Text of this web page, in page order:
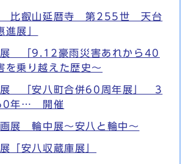
比叡山延暦寺 第255世 天台
進展」
「9.12豪雨災害あれから40
を乗り越えた歴史～
「安八町合併60周年展」 3
年… 開催
展 輪中展～安八と輪中～
「安八収蔵庫展」